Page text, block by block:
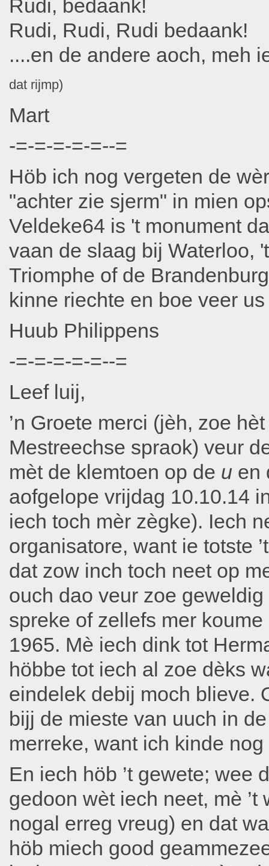
Rudi, bedaank!
Rudi, Rudi, Rudi bedaank!
....en de andere aoch, meh
dat rijmp)
Mart
-=-=-=-=-=--=
Höb ich nog vergeten de
"achter zie sjerm" in mien
Veldeke64 is 't monument
vaan de slaag bij Waterloo,
Triomphe of de
kinne riechte en boe veer
Huub Philippens
-=-=-=-=-=--=
Leef luij,
’n Groete merci (jèh, zoe
Mestreechse spraok) veur
mèt de klemtoen op de u en
aofgelope vrijdag 10.10.14
iech toch mèr zègke). Iech
organisatore, want ie totste
dat zow inch toch neet op
ouch dao veur zoe
spreke of zellefs mer
1965. Mè iech dink tot
höbbe tot iech al zoe dèks
eindelek debij moch blieve.
bijj de mieste van uuch in
merreke, want ich kinde
En iech höb ’t gewete; wee
gedoon wèt iech neet, mè
nogal erreg vreug) en dat
höb miech good